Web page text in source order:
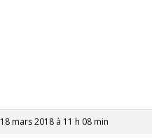
18 mars 2018 à 11 h 08 min